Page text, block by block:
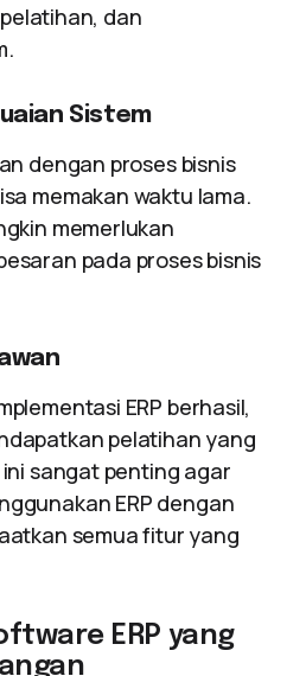
dan
Sistem
dengan proses bisnis
memakan waktu lama.
memerlukan
pada proses bisnis
ERP berhasil,
pelatihan yang
sangat penting agar
ERP dengan
semua fitur yang
ERP yang